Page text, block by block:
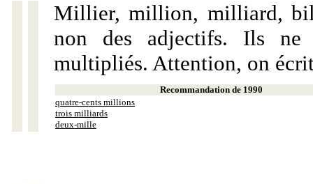
Millier, million, milliard,
non des adjectifs. Ils ne
multipliés. Attention, on
Recommandation de 1990
quatre-cents millions
trois milliards
deux-mille